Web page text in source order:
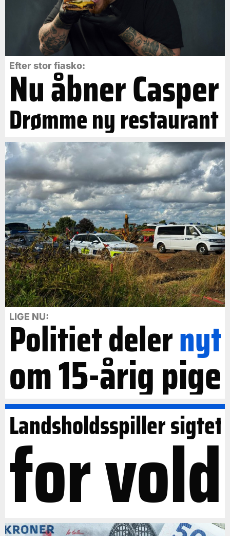
Efter stor fiasko:
Nu åbner Casper
Drømme ny restaurant
LIGE NU:
Politiet delernyt
om 15-årig pige
Landsholdsspiller sigtet
for vold